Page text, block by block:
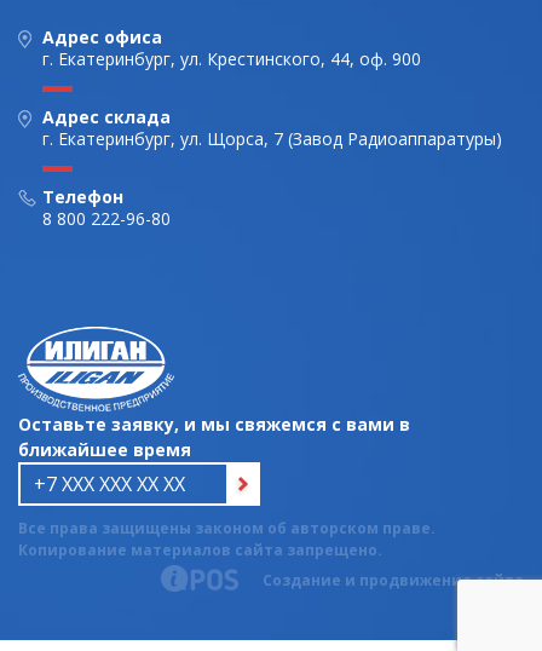
Адрес офиса
г. Екатеринбург, ул. Крестинского, 44, оф. 900
Адрес склада
г. Екатеринбург, ул. Щорса, 7 (Завод Радиоаппаратуры)
Телефон
8 800 222-96-80
Оставьте заявку, и мы свяжемся с вами в
ближайшее время
Все права защищены законом об авторском праве.
Копирование материалов сайта запрещено.
Создание и продвижение сайта